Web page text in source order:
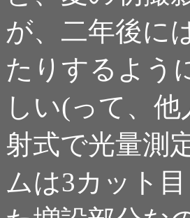
が、二年後に
たりするよう
しい(って、
射式で光量測
ムは3カット